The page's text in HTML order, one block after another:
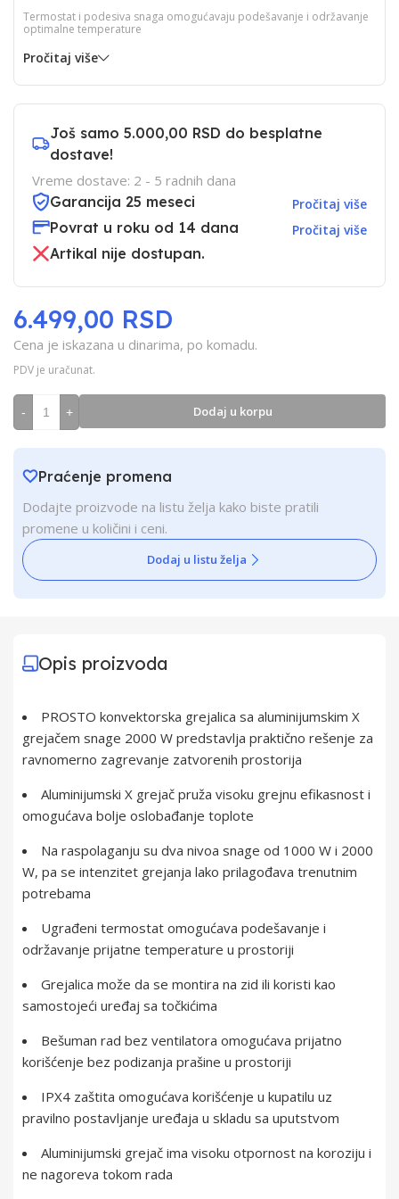
Termostat i podesiva snaga omogućavaju podešavanje i održavanje
optimalne temperature
Pročitaj više
Još samo 5.000,00 RSD do besplatne
dostave!
Vreme dostave: 2 - 5 radnih dana
Garancija 25 meseci
Pročitaj više
Povrat u roku od 14 dana Pročitaj više
Artikal nije dostupan.
Cena je iskazana u dinarima, po komadu.
PDV je uračunat.
6.499,00 RSD
- + Dodaj u korpu
Praćenje promena
Dodajte proizvode na listu želja kako biste pratili
promene u količini i ceni.
Dodaj u listu želja
Opis proizvoda
PROSTO konvektorska grejalica sa aluminijumskim X
grejačem snage 2000 W predstavlja praktično rešenje za
ravnomerno zagrevanje zatvorenih prostorija
Aluminijumski X grejač pruža visoku grejnu efikasnost i
omogućava bolje oslobađanje toplote
Na raspolaganju su dva nivoa snage od 1000 W i 2000
W, pa se intenzitet grejanja lako prilagođava trenutnim
potrebama
Ugrađeni termostat omogućava podešavanje i
održavanje prijatne temperature u prostoriji
Grejalica može da se montira na zid ili koristi kao
samostojeći uređaj sa točkićima
Bešuman rad bez ventilatora omogućava prijatno
korišćenje bez podizanja prašine u prostoriji
IPX4 zaštita omogućava korišćenje u kupatilu uz
pravilno postavljanje uređaja u skladu sa uputstvom
Aluminijumski grejač ima visoku otpornost na koroziju i
ne nagoreva tokom rada